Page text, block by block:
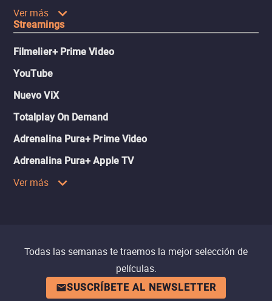
Ver más
Streamings
Filmelier+ Prime Video
YouTube
Nuevo ViX
Totalplay On Demand
Adrenalina Pura+ Prime Video
Adrenalina Pura+ Apple TV
Ver más
Todas las semanas te traemos la mejor selección de
películas.
SUSCRÍBETE AL NEWSLETTER